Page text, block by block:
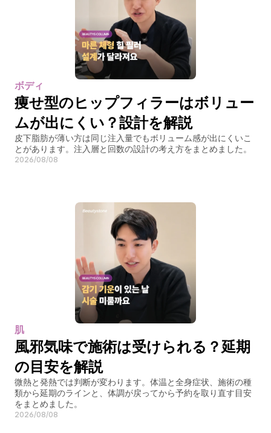
ボディ
痩せ型のヒップフィラーはボリュー
ムが出にくい？設計を解説
皮下脂肪が薄い方は同じ注入量でもボリューム感が出にくいこ
とがあります。注入層と回数の設計の考え方をまとめました。
2026/08/08
肌
風邪気味で施術は受けられる？延期
の目安を解説
微熱と発熱では判断が変わります。体温と全身症状、施術の種
類から延期のラインと、体調が戻ってから予約を取り直す目安
をまとめました。
2026/08/08